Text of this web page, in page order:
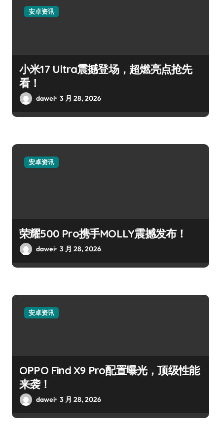
安卓资讯
小米17 Ultra震撼登场，超燃亮点抢先
看！
dawei 3 月 28, 2026
安卓资讯
荣耀500 Pro携手MOLLY震撼发布！
dawei 3 月 28, 2026
安卓资讯
OPPO Find X9 Pro配置曝光，顶级性能
来袭！
dawei 3 月 28, 2026